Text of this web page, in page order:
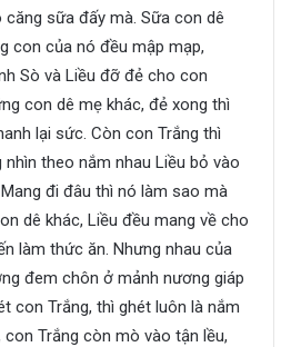
sữa đấy mà. Sữa con dê
con của nó đều mập mạp,
Sò và Liều đỡ đẻ cho con
con dê mẹ khác, đẻ xong thì
lại sức. Còn con Trắng thì
nhìn theo nắm nhau Liều bỏ vào
đi đâu thì nó làm sao mà
dê khác, Liều đều mang về cho
làm thức ăn. Nhưng nhau của
đem chôn ở mảnh nương giáp
con Trắng, thì ghét luôn là nắm
con Trắng còn mò vào tận lều,